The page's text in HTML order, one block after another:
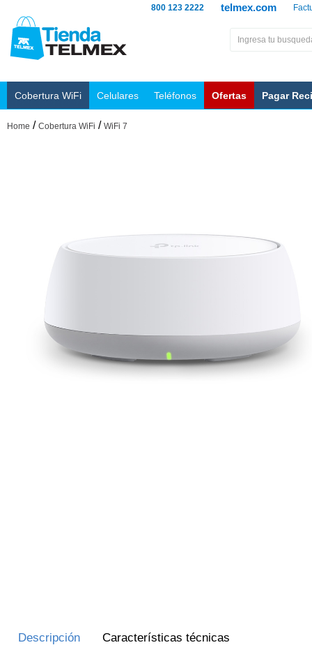
telmex.com
800 123 2222
Cobertura WiFi Celulares Teléfonos Ofertas Pagar
Home / Cobertura WiFi / WiFi 7
Descripción Características técnicas